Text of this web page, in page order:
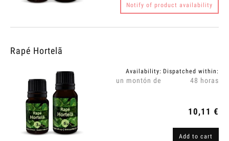
Notify of product availability
Rapé Hortelã
Availability:
un montón de
Dispatched within:
48 horas
10,11 €
Add to cart